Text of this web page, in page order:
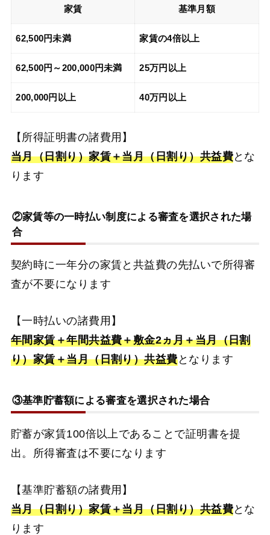
家賃 基準月額
62,500円未満 家賃の4倍以上
62,500円～200,000円未満 25万円以上
200,000円以上 40万円以上
【所得証明書の諸費用】
当月（日割り）家賃＋当月（日割り）共益費とな
ります
②家賃等の一時払い制度による審査を選択された場
合
契約時に一年分の家賃と共益費の先払いで所得審
査が不要になります
【一時払いの諸費用】
年間家賃＋年間共益費＋敷金2ヵ月＋当月（日割
り）家賃＋当月（日割り）共益費となります
③基準貯蓄額による審査を選択された場合
貯蓄が家賃100倍以上であることで証明書を提
出。所得審査は不要になります
【基準貯蓄額の諸費用】
当月（日割り）家賃＋当月（日割り）共益費とな
ります